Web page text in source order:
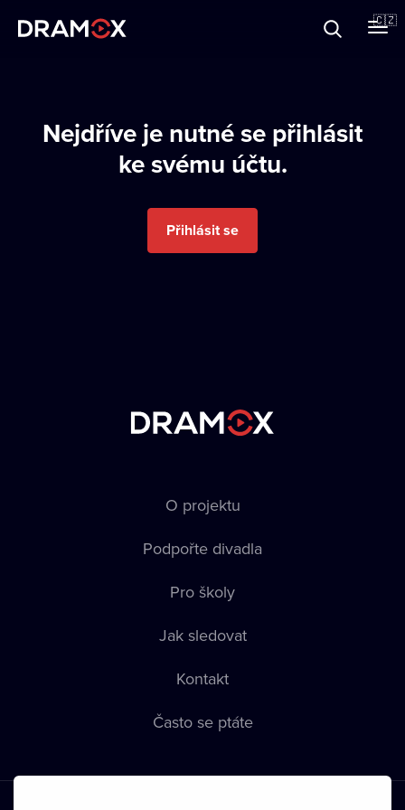
🇨🇿
Registrujte se
Nejdříve je nutné se přihlásit
ke svému účtu.
Přihlásit se
O projektu
Podpořte divadla
Pro školy
Jak sledovat
Kontakt
Často se ptáte